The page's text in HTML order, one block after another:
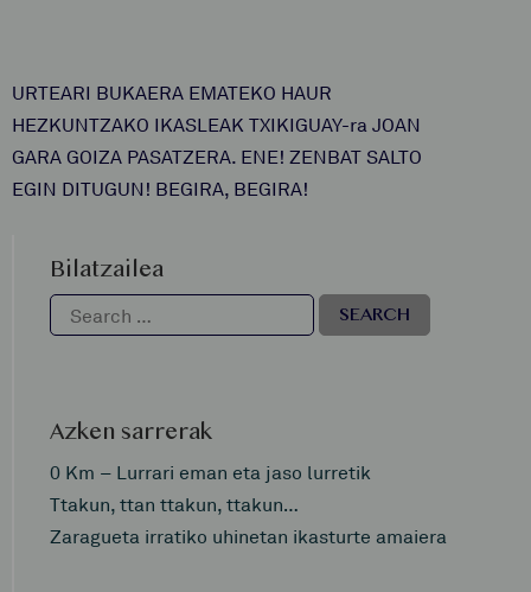
URTEARI BUKAERA EMATEKO HAUR
HEZKUNTZAKO IKASLEAK TXIKIGUAY-ra JOAN
GARA GOIZA PASATZERA. ENE! ZENBAT SALTO
EGIN DITUGUN! BEGIRA, BEGIRA!
Bilatzailea
Azken sarrerak
0 Km – Lurrari eman eta jaso lurretik
Ttakun, ttan ttakun, ttakun…
Zaragueta irratiko uhinetan ikasturte amaiera